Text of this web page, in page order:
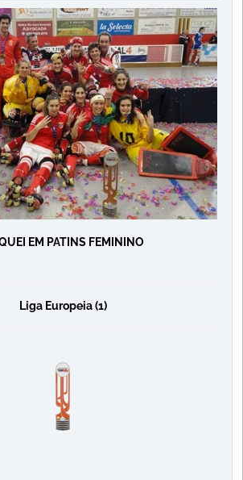
EM PATINS FEMININO
Liga Europeia (1)